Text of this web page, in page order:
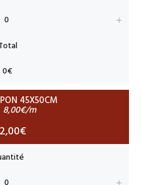
45X50CM
8,00€/m
2,00€